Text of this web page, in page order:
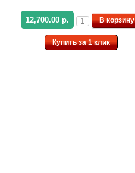
12,700.00 р. В корзину
Купить за 1 клик